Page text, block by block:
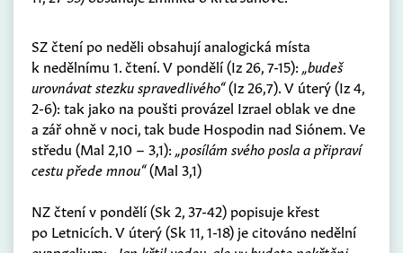
SZ čtení po neděli obsahují analogická místa
k nedělnímu 1. čtení. V pondělí (Iz 26, 7-15): „budeš
urovnávat stezku spravedlivého“(Iz 26,7). V úterý (Iz 4,
2-6): tak jako na poušti provázel Izrael oblak ve dne
a zář ohně v noci, tak bude Hospodin nad Siónem. Ve
středu (Mal 2,10 – 3,1): „posílám svého posla a připraví
cestu přede mnou“(Mal 3,1)
NZ čtení v pondělí (Sk 2, 37-42) popisuje křest
po Letnicích. V úterý (Sk 11, 1-18) je citováno nedělní